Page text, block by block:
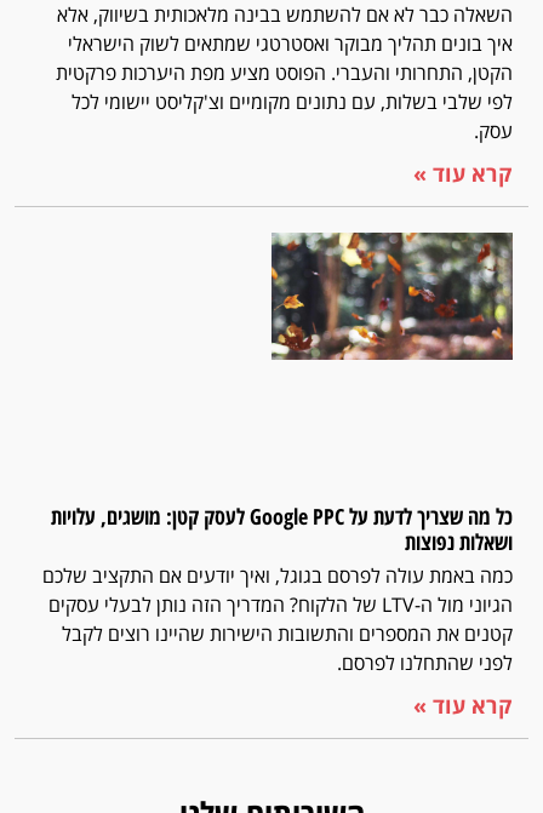
השאלה כבר לא אם להשתמש בבינה מלאכותית בשיווק, אלא
איך בונים תהליך מבוקר ואסטרטגי שמתאים לשוק הישראלי
הקטן, התחרותי והעברי. הפוסט מציע מפת היערכות פרקטית
לפי שלבי בשלות, עם נתונים מקומיים וצ'קליסט יישומי לכל
עסק.
קרא עוד »
כל מה שצריך לדעת על Google PPC לעסק קטן: מושגים, עלויות
ושאלות נפוצות
כמה באמת עולה לפרסם בגוגל, ואיך יודעים אם התקציב שלכם
הגיוני מול ה-LTV של הלקוח? המדריך הזה נותן לבעלי עסקים
קטנים את המספרים והתשובות הישירות שהיינו רוצים לקבל
לפני שהתחלנו לפרסם.
קרא עוד »